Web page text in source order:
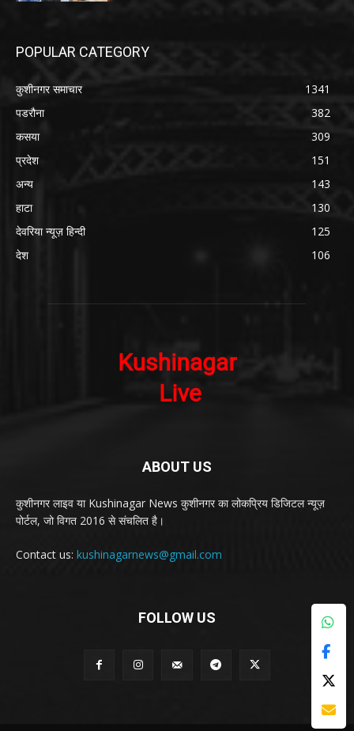
POPULAR CATEGORY
कुशीनगर समाचार
1341
पडरौना
382
कसया
309
प्रदेश
151
अन्य
143
हाटा
130
देवरिया न्यूज़ हिन्दी
125
देश
106
ABOUT US
कुशीनगर लाइव या Kushinagar News कुशीनगर का लोकप्रिय डिजिटल न्यूज़
पोर्टल, जो विगत 2016 से संचलित है।
Contact us: kushinagarnews@gmail.com
FOLLOW US